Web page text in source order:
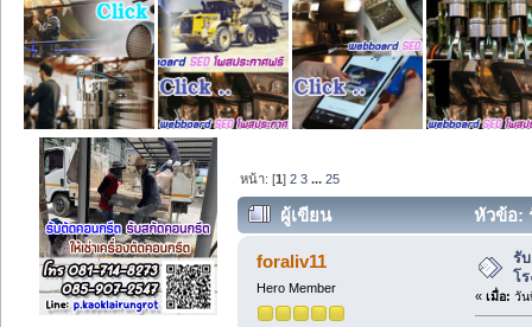
หน้า: [1]2 3 ...25
ผู้เขียน
หัวข้อ:
45361 ครั้ง)
foraliv11
Hero Member
รั
โ
« เมื่อ: วัน